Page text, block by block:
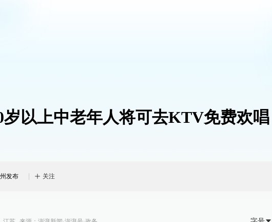
岁以上中老年人将可去KTV免费欢唱
发布 关注